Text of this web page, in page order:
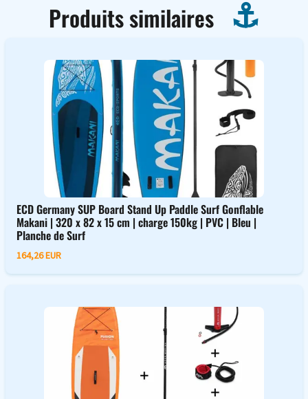
Produits similaires
ECD Germany SUP Board Stand Up Paddle Surf Gonflable
Makani | 320 x 82 x 15 cm | charge 150kg | PVC | Bleu |
Planche de Surf
164,26 EUR